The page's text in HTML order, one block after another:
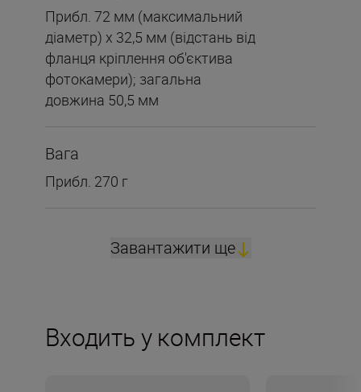
Прибл. 72 мм (максимальний
діаметр) x 32,5 мм (відстань від
фланця кріплення об'єктива
фотокамери); загальна
довжина 50,5 мм
Вага
Прибл. 270 г
Завантажити ще
Входить у комплект